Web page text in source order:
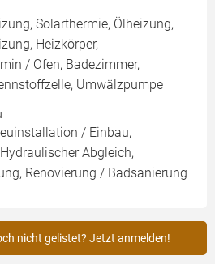
Solarthermie, Ölheizung,
Heizkörper,
/ Ofen, Badezimmer,
Umwälzpumpe
/ Einbau,
Abgleich,
Renovierung / Badsanierung
nicht gelistet? Jetzt anmelden!